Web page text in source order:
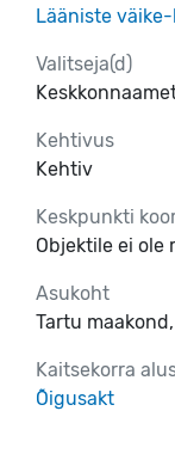
Lääniste
Valitseja(d)
Kehtivus
Kehtiv
Keskpunkti
Objektile ei ole
Asukoht
Tartu
Kaitsekorra
Õigusakt